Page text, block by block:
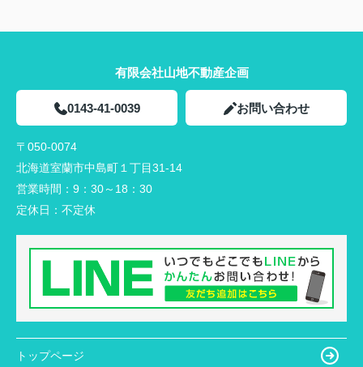
有限会社山地不動産企画
0143-41-0039 お問い合わせ
〒050-0074
北海道室蘭市中島町１丁目31-14
営業時間： 9：30～18：30
定休日： 不定休
トップページ